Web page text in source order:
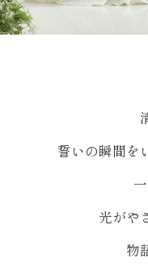
誓いの瞬間を
光がや
物